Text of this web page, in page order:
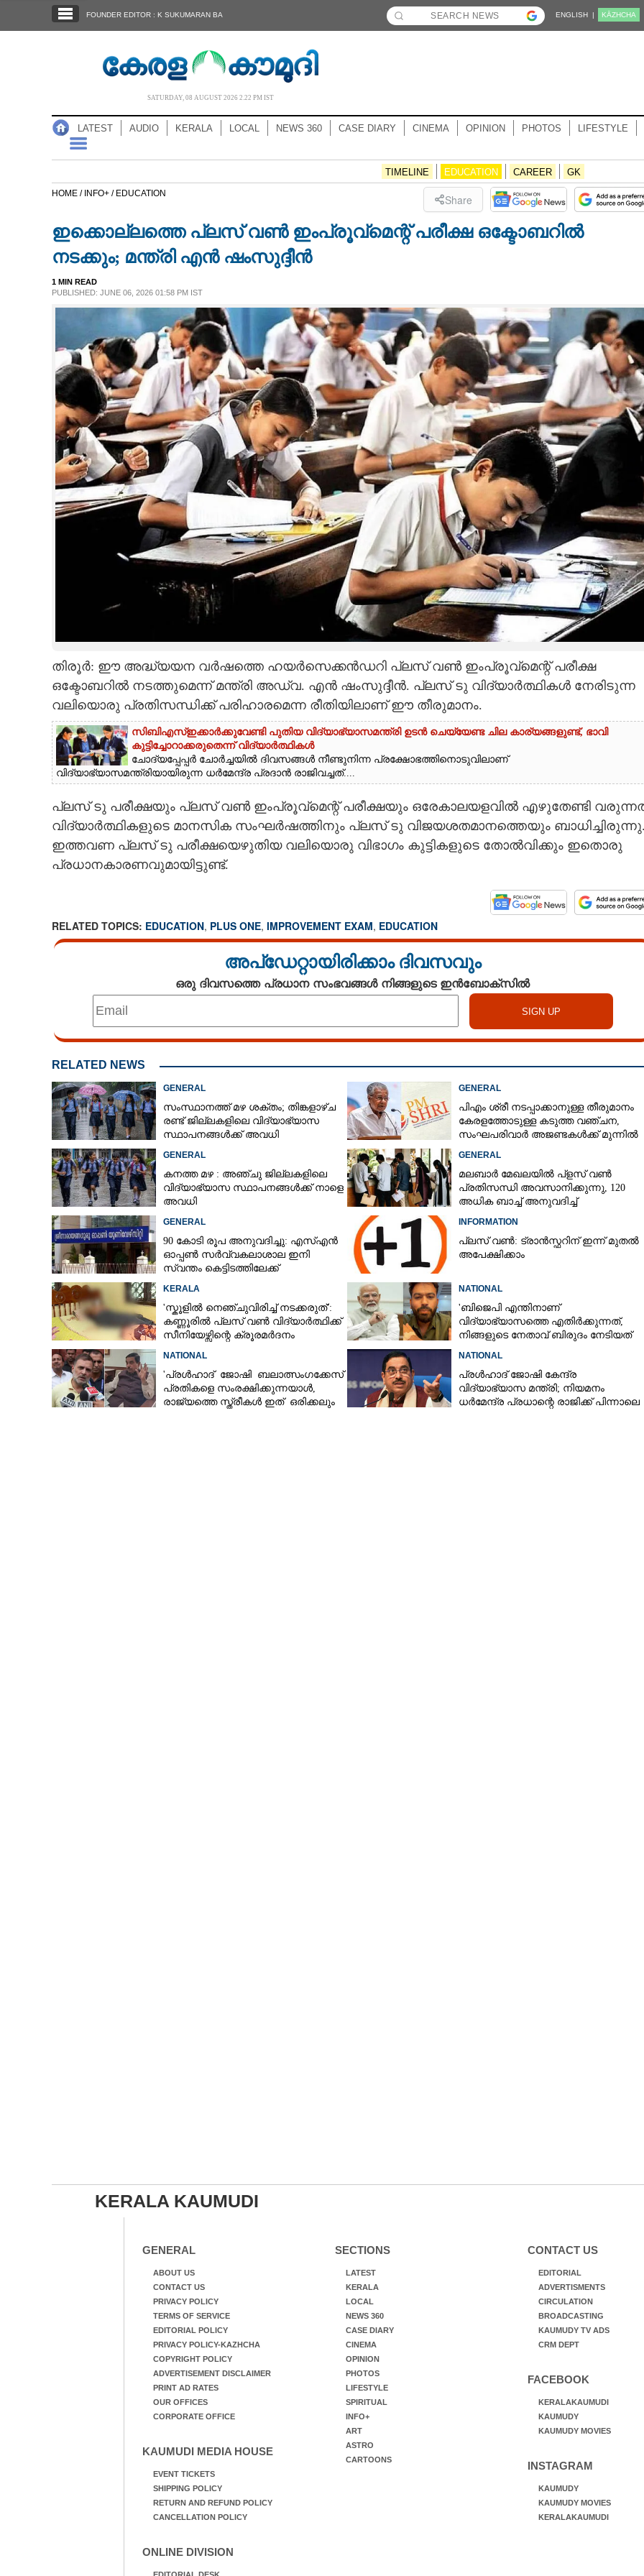
NOTIFIED NEWS
NEWS 360
CASE DIARY
LIFESTYLE
SPIRITUAL
CARTOONS
LITERATURE
FOUNDER EDITOR : K SUKUMARAN BA ENGLISH | KĀZHCHA
SATURDAY, 08 AUGUST 2026 2.22 PM IST
LATEST AUDIO KERALA LOCAL NEWS 360 CASE DIARY CINEMA OPINION PHOTOS LIFESTYLE
TIMELINE EDUCATION CAREER GK
HOME / INFO+ / EDUCATION Share
ഇക്കൊല്ലത്തെ പ്ലസ് വൺ ഇംപ്രൂവ്മെന്റ് പരീക്ഷ ഒക്ടോബറിൽ
നടക്കും; മന്ത്രി എൻ ഷംസുദ്ദീൻ
1 MIN READ
PUBLISHED: JUNE 06, 2026 01:58 PM IST
തിരൂർ: ഈ അദ്ധ്യയന വർഷത്തെ ഹയർസെക്കൻഡറി പ്ലസ് വൺ ഇംപ്രൂവ്മെന്റ് പരീക്ഷ
ഒക്ടോബറിൽ നടത്തുമെന്ന് മന്ത്രി അഡ്വ. എൻ ഷംസുദ്ദീൻ. പ്ലസ് ടു വിദ്യാർത്ഥികൾ നേരിടുന്ന
വലിയൊരു പ്രതിസന്ധിക്ക് പരിഹാരമെന്ന രീതിയിലാണ് ഈ തീരുമാനം.
സിബിഎസ്ഇക്കാർക്കുവേണ്ടി പുതിയ വിദ്യാഭ്യാസമന്ത്രി ഉടൻ ചെയ്യേണ്ട ചില കാര്യങ്ങളുണ്ട്, ഭാവി
കുട്ടിച്ചോറാക്കരുതെന്ന് വിദ്യാർത്ഥികൾ
ചോദ്യപ്പേപ്പർ ചോർച്ചയിൽ ദിവസങ്ങൾ നീണ്ടുനിന്ന പ്രക്ഷോഭത്തിനൊടുവിലാണ്
വിദ്യാഭ്യാസമന്ത്രിയായിരുന്ന ധർമേന്ദ്ര പ്രദാൻ രാജിവച്ചത്....
പ്ലസ് ടു പരീക്ഷയും പ്ലസ് വൺ ഇംപ്രൂവ്മെന്റ് പരീക്ഷയും ഒരേകാലയളവിൽ എഴുതേണ്ടി
വിദ്യാർത്ഥികളുടെ മാനസിക സംഘർഷത്തിനും പ്ലസ് ടു വിജയശതമാനത്തെയും
ഇത്തവണ പ്ലസ് ടു പരീക്ഷയെഴുതിയ വലിയൊരു വിഭാഗം കുട്ടികളുടെ തോൽവിക്കും ഇതൊരു
പ്രധാനകാരണവുമായിട്ടുണ്ട്.
RELATED TOPICS: EDUCATION, PLUS ONE, IMPROVEMENT EXAM, EDUCATION
അപ്ഡേറ്റായിരിക്കാം ദിവസവും
ഒരു ദിവസത്തെ പ്രധാന സംഭവങ്ങൾ നിങ്ങളുടെ ഇൻബോക്സിൽ
RELATED NEWS
GENERAL
സംസ്ഥാനത്ത് മഴ ശക്തം; തിങ്കളാഴ്ച
രണ്ട് ജില്ലകളിലെ വിദ്യാഭ്യാസ
സ്ഥാപനങ്ങൾക്ക് അവധി
GENERAL
പിഎം ശ്രീ നടപ്പാക്കാനുള്ള തീരുമാനം
കേരളത്തോടുള്ള കടുത്ത വഞ്ചന,​
സംഘപരിവാർ അജണ്ടകൾക്ക് മുന്നിൽ
GENERAL
കനത്ത മഴ : അഞ്ചു ജില്ലകളിലെ
വിദ്യാഭ്യാസ സ്ഥാപനങ്ങൾക്ക് നാളെ
അവധി
GENERAL
മലബാർ മേഖലയിൽ പ്‌ളസ് വൺ
പ്രതിസന്ധി അവസാനിക്കുന്നു, 120
അധിക ബാച്ച് അനുവദിച്ച്
GENERAL
90 കോടി രൂപ അനുവദിച്ചു: എസ്എൻ
ഓപ്പൺ സർവ്വകലാശാല ഇനി
സ്വന്തം കെട്ടിടത്തിലേക്ക്
INFORMATION
പ്ലസ് വൺ: ട്രാൻസ്ഫറിന് ഇന്ന് മുതൽ
അപേക്ഷിക്കാം
KERALA
'സ്കൂളിൽ നെഞ്ചുവിരിച്ച് നടക്കരുത്':
കണ്ണൂരിൽ പ്ലസ് വൺ വിദ്യാർത്ഥിക്ക്
സീനിയേഴ്സിന്റെ ക്രൂരമർദനം
NATIONAL
'ബിജെപി എന്തിനാണ്
വിദ്യാഭ്യാസത്തെ എതിർക്കുന്നത്,
നിങ്ങളുടെ നേതാവ് ബിരുദം നേടിയത്
NATIONAL
'പ്രൾഹാദ് ജോഷി ബലാത്സംഗക്കേസ്
പ്രതികളെ സംരക്ഷിക്കുന്നയാൾ,
രാജ്യത്തെ സ്ത്രീകൾ ഇത് ഒരിക്കലും
NATIONAL
പ്രൾഹാദ് ജോഷി കേന്ദ്ര
വിദ്യാഭ്യാസ മന്ത്രി; നിയമനം
ധർമേന്ദ്ര പ്രധാന്റെ രാജിക്ക് പിന്നാലെ
KERALA KAUMUDI
GENERAL
ABOUT US
CONTACT US
PRIVACY POLICY
TERMS OF SERVICE
EDITORIAL POLICY
PRIVACY POLICY-KAZHCHA
COPYRIGHT POLICY
ADVERTISEMENT DISCLAIMER
PRINT AD RATES
OUR OFFICES
CORPORATE OFFICE
KAUMUDI MEDIA HOUSE
EVENT TICKETS
SHIPPING POLICY
RETURN AND REFUND POLICY
CANCELLATION POLICY
ONLINE DIVISION
SECTIONS
LATEST
KERALA
LOCAL
NEWS 360
CASE DIARY
CINEMA
OPINION
PHOTOS
LIFESTYLE
SPIRITUAL
INFO+
ART
ASTRO
CARTOONS
CONTACT US
EDITORIAL
ADVERTISMENTS
CIRCULATION
BROADCASTING
KAUMUDY TV ADS
CRM DEPT
FACEBOOK
KERALAKAUMUDI
KAUMUDY
KAUMUDY MOVIES
INSTAGRAM
KAUMUDY
KAUMUDY MOVIES
KERALAKAUMUDI
Share this link